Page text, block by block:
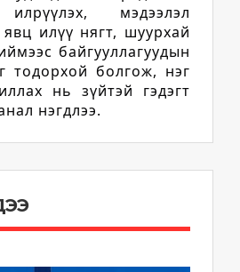
мэдээлэл
илүү нягт, шуурхай
байгууллагуудын
тодорхой болгож, нэг
нь зүйтэй гэдэгт
нэгдлээ.